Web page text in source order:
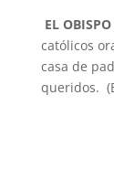
EL OBISPO
católicos
casa de
queridos.